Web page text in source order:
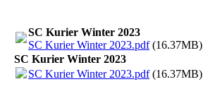
SC Kurier Winter 2023
SC Kurier Winter 2023.pdf(16.37MB)
SC Kurier Winter 2023
SC Kurier Winter 2023.pdf(16.37MB)